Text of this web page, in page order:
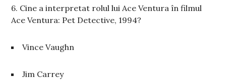
6. Cine a interpretat rolul lui Ace Ventura în filmul
Ace Ventura: Pet Detective, 1994?
Vince Vaughn
Jim Carrey